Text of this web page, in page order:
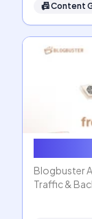
📠Content
Blogbuster
Traffic &